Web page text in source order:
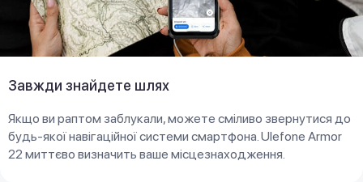
Завжди знайдете шлях
Якщо ви раптом заблукали, можете сміливо звернутися до
будь-якої навігаційної системи смартфона. Ulefone Armor
22 миттєво визначить ваше місцезнаходження.